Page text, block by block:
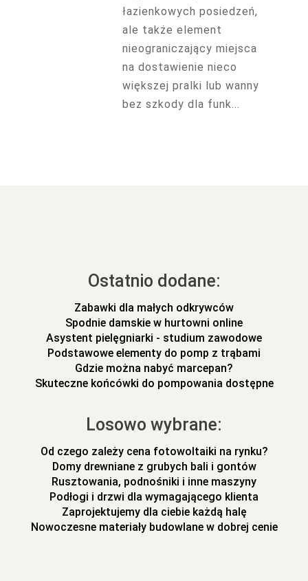
łazienkowych posiedzeń,
ale także element
nieograniczający miejsca
na dostawienie nieco
większej pralki lub wanny
bez szkody dla funk...
Ostatnio dodane:
Zabawki dla małych odkrywców
Spodnie damskie w hurtowni online
Asystent pielęgniarki - studium zawodowe
Podstawowe elementy do pomp z trąbami
Gdzie można nabyć marcepan?
Skuteczne końcówki do pompowania dostępne
Losowo wybrane:
Od czego zależy cena fotowoltaiki na rynku?
Domy drewniane z grubych bali i gontów
Rusztowania, podnośniki i inne maszyny
Podłogi i drzwi dla wymagającego klienta
Zaprojektujemy dla ciebie każdą halę
Nowoczesne materiały budowlane w dobrej cenie